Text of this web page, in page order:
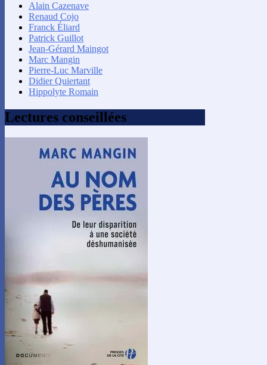
Alain Cazenave
Renaud Cojo
Franck Éliard
Patrick Guillot
Jean-Gérard Maingot
Marc Mangin
Pierre-Luc Marville
Didier Quiertant
Hippolyte Romain
Lectures conseillées